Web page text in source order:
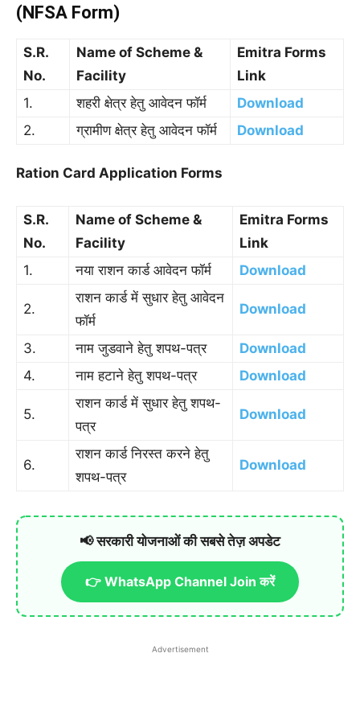
(NFSA Form)
S.R.
No.
Name of Scheme &
Facility
Emitra Forms
Link
1.
शहरी क्षेत्र हेतु आवेदन फॉर्म
Download
2.
ग्रामीण क्षेत्र हेतु आवेदन फॉर्म Download
Ration Card Application Forms
S.R.
No.
Name of Scheme &
Facility
Emitra Forms
Link
1.
नया राशन कार्ड आवेदन फॉर्म Download
2.
राशन कार्ड में सुधार हेतु आवेदन
फॉर्म
Download
3. नाम जुडवाने हेतु शपथ-पत्र
Download
4.
नाम हटाने हेतु शपथ-पत्र Download
5.
राशन कार्ड में सुधार हेतु शपथ-
पत्र
Download
6.
राशन कार्ड निरस्त करने हेतु
शपथ-पत्र
Download
📢 सरकारी योजनाओं की सबसे तेज़ अपडेट
👉 WhatsApp Channel Join करें
Advertisement